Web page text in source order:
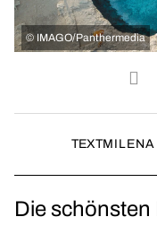
© IMAGO/Panthermedia
TEXTMILENA
Die